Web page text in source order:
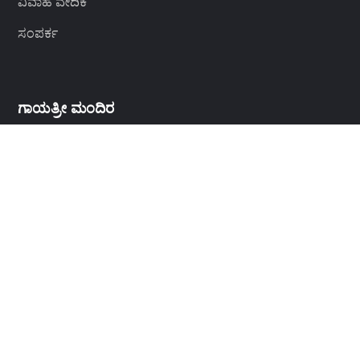
ಸಂಪರ್ಕ
ಗಾಯತ್ರೀ ಮಂದಿರ